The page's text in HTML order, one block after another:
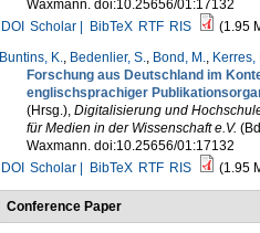
Waxmann. doi:10.25656/01:17132
DOI Scholar | BibTeX RTF RIS
(1.95
Buntins, K., Bedenlier, S., Bond, M., Kerres,
Forschung aus Deutschland im
englischsprachiger
(Hrsg.), Digitalisierung und
für Medien in der Wissenschaft e.V.
Waxmann. doi:10.25656/01:17132
DOI Scholar | BibTeX RTF RIS (1.95
Conference Paper